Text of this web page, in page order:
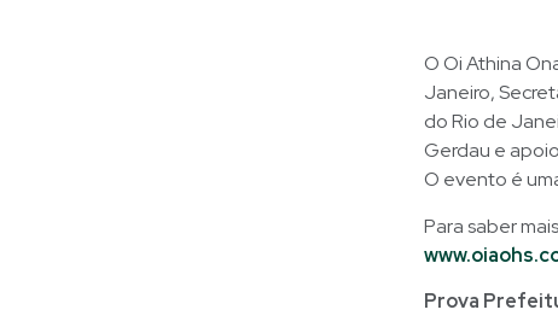
O Oi Athina
Janeiro,
do Rio de
Gerdau e
O evento é
Para saber
Prova